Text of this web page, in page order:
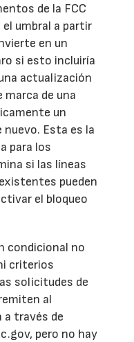
de la FCC
umbral a partir
en un
si esto incluiría
actualización
marca de una
un
Esta es la
para los
si las líneas
pueden
el bloqueo
condicional no
criterios
solicitudes de
al
a través de
pero no hay